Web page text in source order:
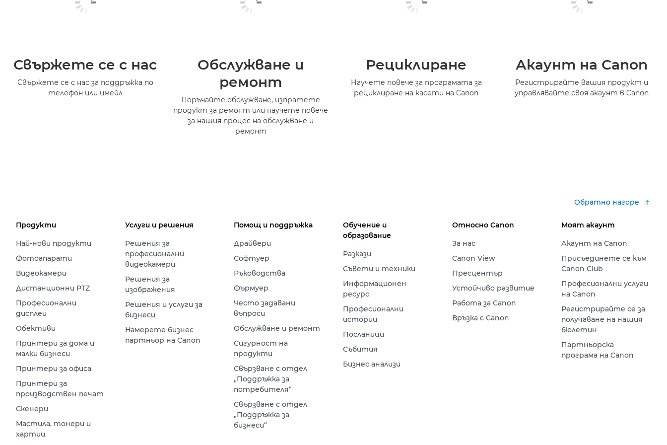
Свържете се с нас
Свържете се с нас за поддръжка по
телефон или имейл
Обслужване и
ремонт
Поръчайте обслужване, изпратете
продукт за ремонт или научете повече
за нашия процес на обслужване и
ремонт
Рециклиране
Научете повече за програмата за
рециклиране на касети на Canon
Акаунт на Canon
Регистрирайте вашия продукт и
управлявайте своя акаунт в Canon
Обратно нагоре
Продукти
Най-нови продукти
Фотоапарати
Видеокамери
Дистанционни PTZ
Професионални
дисплеи
Обективи
Принтери за дома и
малки бизнеси
Принтери за офиса
Принтери за
производствен печат
Скенери
Мастила, тонери и
хартии
Услуги и решения
Решения за
професионални
видеокамери
Решения за
изображения
Решения и услуги за
бизнеси
Намерете бизнес
партньор на Canon
Помощ и поддръжка
Драйвери
Софтуер
Ръководства
Фърмуер
Често задавани
въпроси
Обслужване и ремонт
Сигурност на
продукти
Свързване с отдел
„Поддръжка за
потребителя“
Свързване с отдел
„Поддръжка за
бизнеси“
Обучение и
образование
Разкази
Съвети и техники
Информационен
ресурс
Професионални
истории
Посланици
Събития
Бизнес анализи
Относно Canon
За нас
Canon View
Пресцентър
Устойчиво развитие
Работа за Canon
Връзка с Canon
Моят акаунт
Акаунт на Canon
Присъединете се към
Canon Club
Професионални услуги
на Canon
Регистрирайте се за
получаване на нашия
бюлетин
Партньорска
програма на Canon